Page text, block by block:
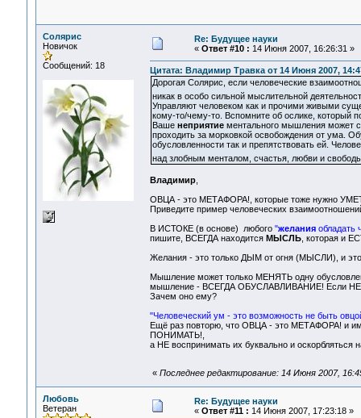
Солярис
Новичок
Сообщений: 18
Re: Будущее науки
« Ответ #10 : 14 Июня 2007, 16:26:31 »
Цитата: Владимир Травка от 14 Июня 2007,
Дорогая Солярис, если человеческие
никак в особо сильной мыслительной
Управляют человеком как и прочими живыми
кому-то/чему-то. Вспомните об ослике, который
Ваше неприятиементального мышления может
проходить за морковкой освобождения от ума.
обусловленности так и препятствовать ей.
над злобным менталом, счастья, любви и
Владимир,
ОВЦА - это МЕТАФОРА!, которые тоже нужно
Приведите пример человеческих
В ИСТОКЕ (в основе) любого "желанияобладать
пишите, ВСЕГДА находится МЫСЛЬ, которая и
Желания - это только ДЫМ от огня (МЫСЛИ), и
Мышление может только МЕНЯТЬ одну
мышление - ВСЕГДА ОБУСЛАВЛИВАНИЕ! Если
Зачем оно ему?
"Человеческий ум - это возможность не быть
Ещё раз повторю, что ОВЦА - это МЕТАФОРА! и
ПОНИМАТЬ!,
а НЕ воспринимать их буквально и
« Последнее редактирование: 14 Июня 2007,
Любовь
Ветеран
Re: Будущее науки
« Ответ #11 : 14 Июня 2007, 17:23:18 »